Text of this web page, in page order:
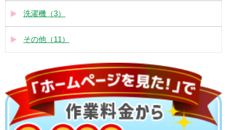
洗濯機（3）
その他（11）